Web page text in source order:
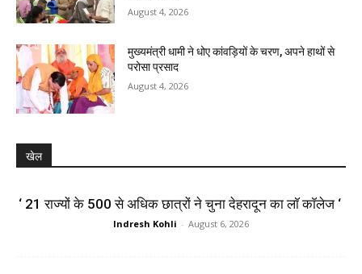
August 4, 2026
मुख्यमंत्री धामी ने धोए कांवड़ियों के चरण, अपने हाथों से
परोसा प्रसाद
August 4, 2026
खेल
‘ 21 राज्यों के 500 से अधिक छात्रों ने चुना देहरादून का लाॅ काॅलेज ‘
Indresh Kohli - August 6, 2026